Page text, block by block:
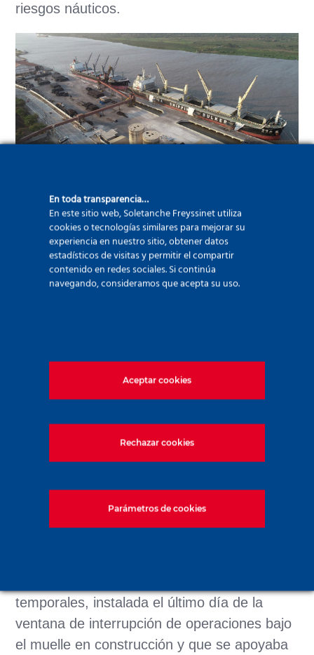
riesgos náuticos.
nuevo factor de innovación que incrementa
nuestra eficacia. En este caso fue el diseño
de vigas transversales prefabricadas que
integraban el elemento en voladizo de
soporte de la defensa con una reservación
este avance que permitió reducir
significativamente el tiempo de ejecución de
las obras.
temporales, instalada el último día de la
ventana de interrupción de operaciones bajo
el muelle en construcción y que se apoyaba
En toda transparencia…
En este sitio web, Soletanche Freyssinet utiliza
cookies o tecnologías similares para mejorar su
experiencia en nuestro sitio, obtener datos
estadísticos de visitas y permitir el compartir
contenido en redes sociales. Si continúa
navegando, consideramos que acepta su uso.
Aceptar cookies
Rechazar cookies
Parámetros de cookies